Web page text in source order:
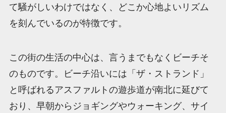
て騒がしいわけではなく、どこか心地よいリズム
を刻んでいるのが特徴です。
この街の生活の中心は、言うまでもなくビーチそ
のものです。ビーチ沿いには「ザ・ストランド」
と呼ばれるアスファルトの遊歩道が南北に延びて
おり、早朝からジョギングやウォーキング、サイ